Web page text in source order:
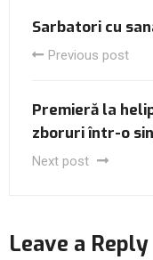
Sarbatori cu
Previous post
Premieră la
zboruri într-o
Next post
Leave a Reply